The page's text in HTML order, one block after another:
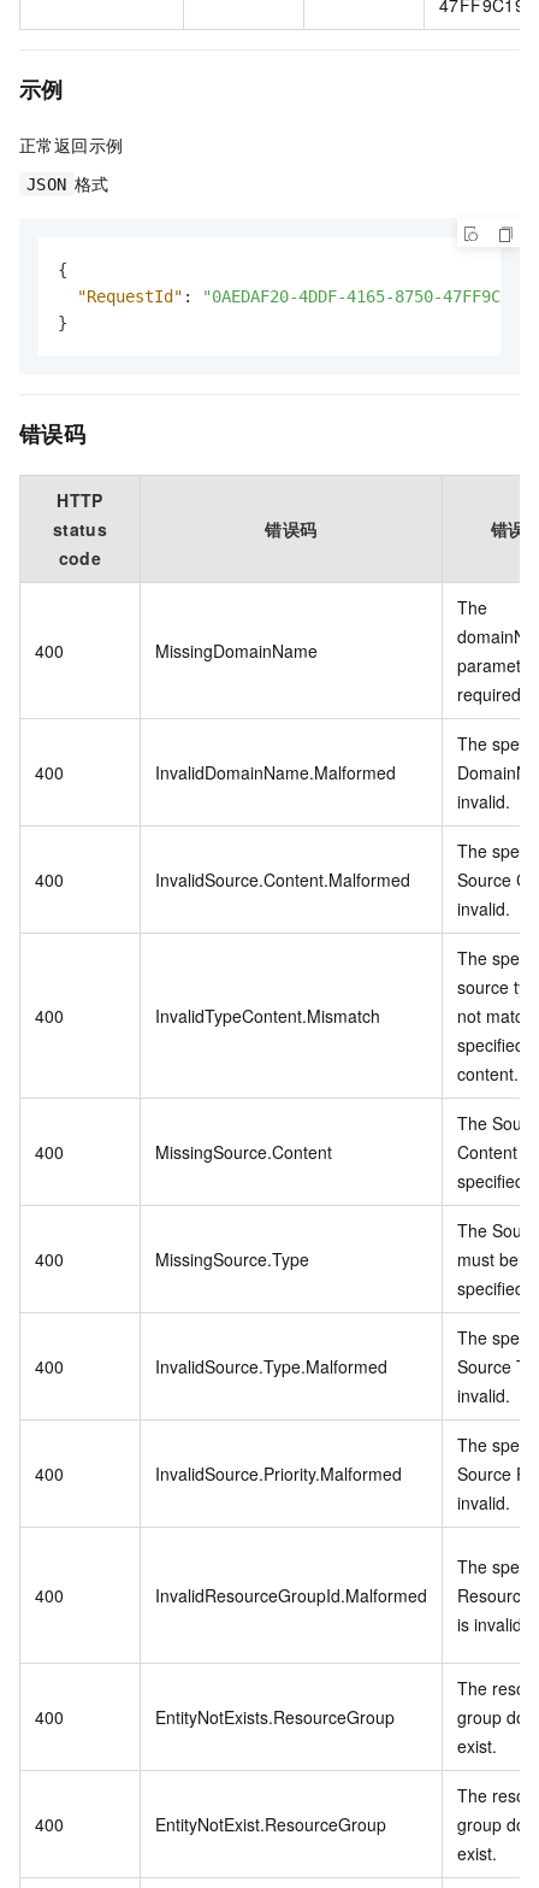
示例
正常返回示例
JSON 格式
{
"RequestId" :
"0AEDAF20-4DDF-4165-8750-
}
错误码
HTTP
status
code
错误码 错误
400 MissingDomainName
The
required.
400 InvalidDomainName.Malformed
The
invalid.
400 InvalidSource.Content.Malformed
The
Source
invalid.
400 InvalidTypeContent.Mismatch
The
source
not match
specified
content.
400 MissingSource.Content
The
Content
specified.
400 MissingSource.Type
The
must be
specified.
400 InvalidSource.Type.Malformed
The
Source
invalid.
400 InvalidSource.Priority.Malformed
The
Source
invalid.
400 InvalidResourceGroupId.Malformed
The
is invalid.
400 EntityNotExists.ResourceGroup
The
group
exist.
400 EntityNotExist.ResourceGroup
The
group
exist.